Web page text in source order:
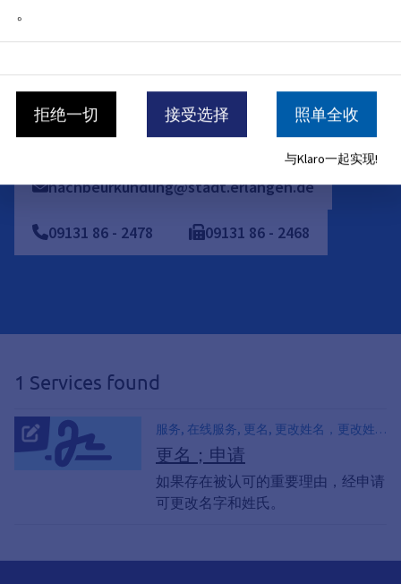
现场预约需提前预约。
nachbeurkundung@stadt.erlangen.de
09131 86 - 2478 09131 86 - 2468
1 Services found
服务, 在线服务, 更名, 更改姓名，更改姓
名, 更改姓氏, 更改名字；更改名字, 更改
姓氏, 更改我的名字、更改名字、更改姓
氏、更改姓, 新名称, 更名, 更改名字
更名；申请
如果存在被认可的重要理由，经申请
可更改名字和姓氏。
。
拒绝一切 接受选择 照单全收
与Klaro一起实现!